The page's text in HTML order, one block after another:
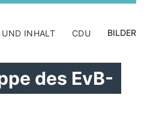
UND INHALT CDU BILDER
des EvB-